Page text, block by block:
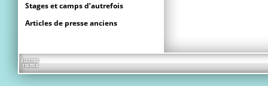
Stages et camps d’autrefois
Articles de presse anciens